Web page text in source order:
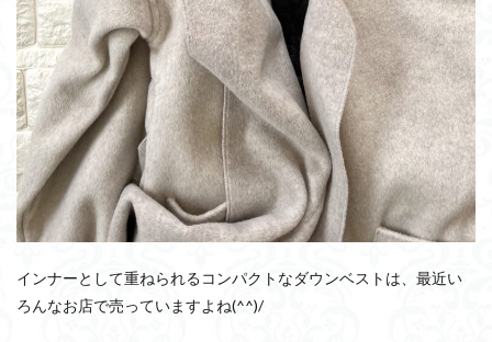
インナーとして重ねられるコンパクトなダウンベストは、最近い
ろんなお店で売っていますよね(^^)/